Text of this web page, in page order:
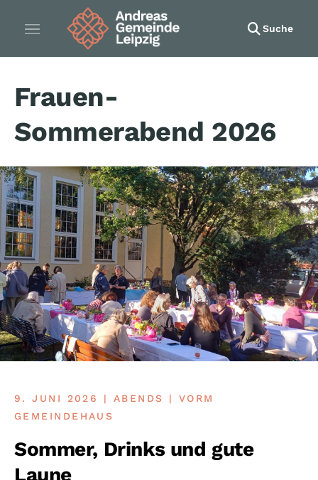
Suche
Frauen-
Sommerabend 2026
9. JUNI 2026 | ABENDS | VORM
GEMEINDEHAUS
Sommer, Drinks und gute
Laune